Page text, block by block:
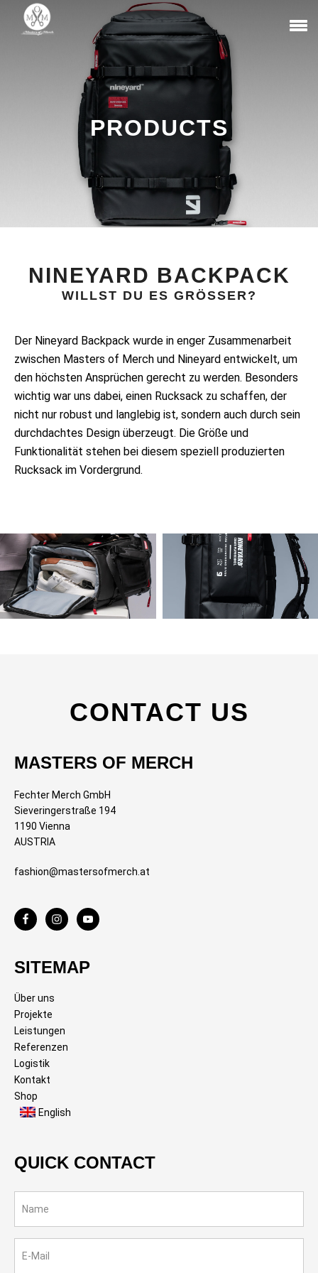
PRODUCTS
NINEYARD BACKPACK
WILLST DU ES GRÖSSER?
Der Nineyard Backpack wurde in enger Zusammenarbeit
zwischen Masters of Merch und Nineyard entwickelt, um
den höchsten Ansprüchen gerecht zu werden. Besonders
wichtig war uns dabei, einen Rucksack zu schaffen, der
nicht nur robust und langlebig ist, sondern auch durch sein
durchdachtes Design überzeugt. Die Größe und
Funktionalität stehen bei diesem speziell produzierten
Rucksack im Vordergrund.
CONTACT US
MASTERS OF MERCH
Fechter Merch GmbH
Sieveringerstraße 194
1190 Vienna
AUSTRIA
fashion@mastersofmerch.at
SITEMAP
Über uns
Projekte
Leistungen
Referenzen
Logistik
Kontakt
Shop
English
QUICK CONTACT